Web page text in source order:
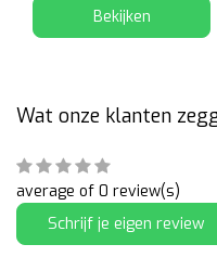
Bekijken
Wat onze klanten
average of 0 review(s)
Schrijf je eigen review